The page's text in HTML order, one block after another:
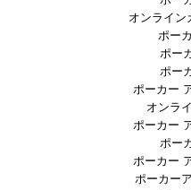
オンライン
ポー
ポー
ポー
ポーカー
オンラ
ポーカー
ポー
ポーカー
ポーカー